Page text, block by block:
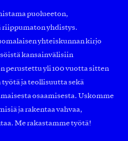
puolueeton,
yhdistys.
yhteiskunnan kirjo
kansainvälisiin
perustettu yli 100 vuotta sitten
ja teollisuutta sekä
osaamisesta. Uskomme
ja rakentaa vahvaa,
Me rakastamme työtä!